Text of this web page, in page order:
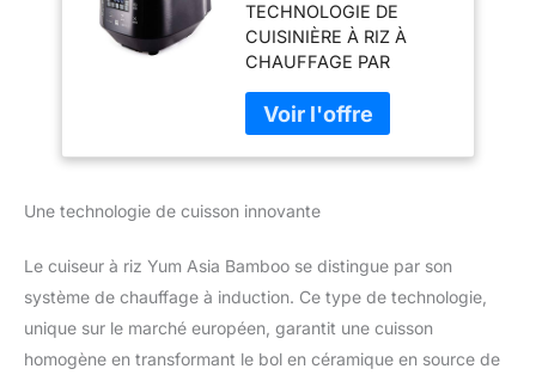
induction (IH) et bol
en céramique, 7
fonctions de
cuisson au riz, 4
fonctions
multicuiseurs,
écran LED Motouch
(Anthracite Black)
TECHNOLOGIE DE
CUISINIÈRE À RIZ À
CHAUFFAGE PAR
'Umai IH' (ou cerveau
intelligent) est un
système de cuisson de
qui garantit des résultats
fonctions multifonctions
utiles sur mesure,
notamment la vapeur, la
bouillie, la cuisson lente,
la cuisson des gâteaux
Une technologie de cuisson innovante
Le cuiseur à riz Yum Asia Bamboo se distingue par son
système de chauffage à induction. Ce type de technologie,
unique sur le marché européen, garantit une cuisson
homogène en transformant le bol en céramique en source de